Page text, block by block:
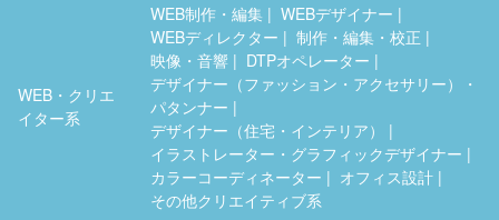
WEB・クリエ
イター系
WEB制作・編集
WEBデザイナー
WEBディレクター
制作・編集・校正
映像・音響
DTPオペレーター
デザイナー（ファッション・アクセサリー）・
パタンナー
デザイナー（住宅・インテリア）
イラストレーター・グラフィックデザイナー
カラーコーディネーター
オフィス設計
その他クリエイティブ系